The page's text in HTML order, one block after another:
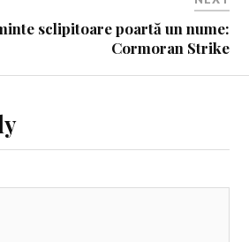
sclipitoare poartă un nume:
Cormoran Strike